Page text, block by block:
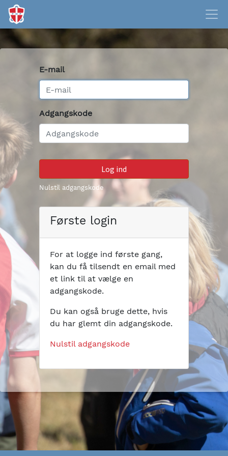
E-mail
Adgangskode
Log ind
Nulstil adgangskode
Første login
For at logge ind første gang,
kan du få tilsendt en email med
et link til at vælge en
adgangskode.
Du kan også bruge dette, hvis
du har glemt din adgangskode.
Nulstil adgangskode